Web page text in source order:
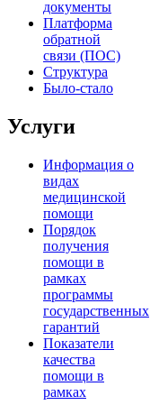
документы
Платформа
обратной
связи (ПОС)
Структура
Было-стало
Услуги
Информация о
видах
медицинской
помощи
Порядок
получения
помощи в
рамках
программы
государственных
гарантий
Показатели
качества
помощи в
рамках